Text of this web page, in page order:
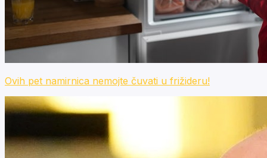
Ovih pet namirnica nemojte čuvati u frižideru!